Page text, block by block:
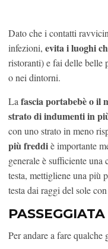
Dato che i contatti
infezioni, evita i luoghi
ristoranti) e fai delle belle
o nei dintorni.
La fascia portabebè o il
strato di indumenti in
con uno strato in meno
più freddiè importante
generale è sufficiente una
testa, mettigliene una più
testa dai raggi del sole
Per andare a fare